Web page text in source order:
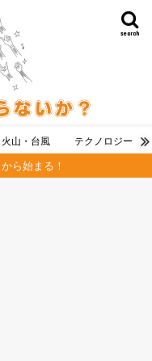
search
山・台風 テクノロジー
ら始まる！